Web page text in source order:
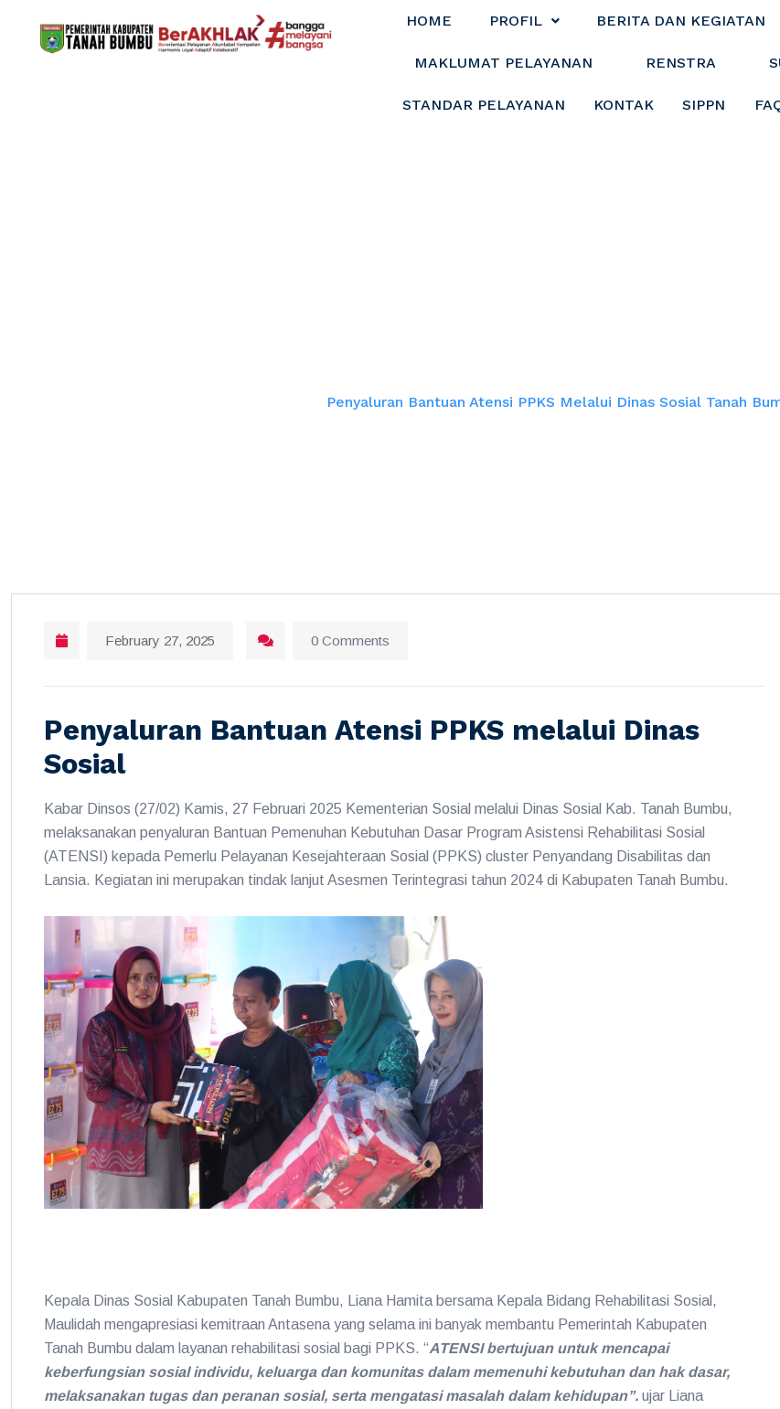
HOME PROFIL BERITA DAN KEGIATAN
MAKLUMAT PELAYANAN RENSTRA
STANDAR PELAYANAN KONTAK SIPPN
Penyaluran Bantuan Atensi PPKS Melalui Dinas Sosial Tanah
February 27, 2025 0 Comments
Penyaluran Bantuan Atensi PPKS melalui Dinas
Sosial
Kabar Dinsos (27/02) Kamis, 27 Februari 2025 Kementerian Sosial melalui Dinas Sosial Kab. Tanah Bumbu,
melaksanakan penyaluran Bantuan Pemenuhan Kebutuhan Dasar Program Asistensi Rehabilitasi Sosial
(ATENSI) kepada Pemerlu Pelayanan Kesejahteraan Sosial (PPKS) cluster Penyandang Disabilitas dan
Lansia. Kegiatan ini merupakan tindak lanjut Asesmen Terintegrasi tahun 2024 di Kabupaten Tanah Bumbu.
Kepala Dinas Sosial Kabupaten Tanah Bumbu, Liana Hamita bersama Kepala Bidang Rehabilitasi Sosial,
Maulidah mengapresiasi kemitraan Antasena yang selama ini banyak membantu Pemerintah Kabupaten
Tanah Bumbu dalam layanan rehabilitasi sosial bagi PPKS. “ATENSI bertujuan untuk mencapai
keberfungsian sosial individu, keluarga dan komunitas dalam memenuhi kebutuhan dan hak dasar,
melaksanakan tugas dan peranan sosial, serta mengatasi masalah dalam kehidupan”. ujar Liana